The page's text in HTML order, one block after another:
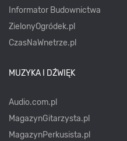
Informator Budownictwa
ZielonyOgródek.pl
CzasNaWnetrze.pl
MUZYKA I DŹWIĘK
Audio.com.pl
MagazynGitarzysta.pl
MagazynPerkusista.pl